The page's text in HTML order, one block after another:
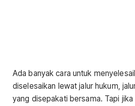
Ada banyak cara untuk
diselesaikan lewat jalur hukum,
yang disepakati bersama. Tapi